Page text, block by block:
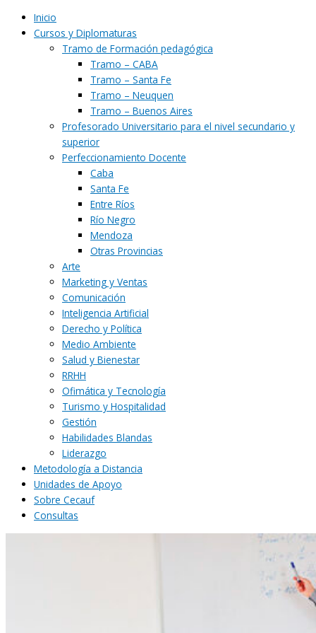
Inicio
Cursos y Diplomaturas
Tramo de Formación pedagógica
Tramo – CABA
Tramo – Santa Fe
Tramo – Neuquen
Tramo – Buenos Aires
Profesorado Universitario para el nivel secundario y
superior
Perfeccionamiento Docente
Caba
Santa Fe
Entre Ríos
Río Negro
Mendoza
Otras Provincias
Arte
Marketing y Ventas
Comunicación
Inteligencia Artificial
Derecho y Política
Medio Ambiente
Salud y Bienestar
RRHH
Ofimática y Tecnología
Turismo y Hospitalidad
Gestión
Habilidades Blandas
Liderazgo
Metodología a Distancia
Unidades de Apoyo
Sobre Cecauf
Consultas